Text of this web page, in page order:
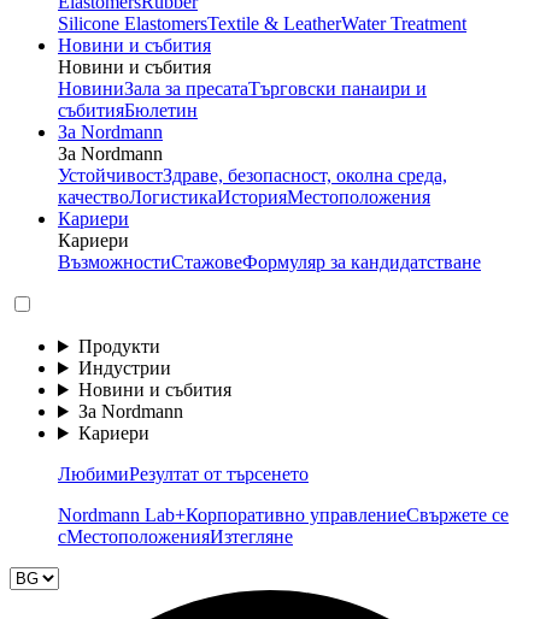
Silicone ElastomersTextile & LeatherWater Treatment
Новини и събития
Новини и събития
НовиниЗала за пресатаТърговски панаири и
събитияБюлетин
За Nordmann
За Nordmann
УстойчивостЗдраве, безопасност, околна среда,
качествоЛогистикаИсторияМестоположения
Кариери
Кариери
ВъзможностиСтажовеФормуляр за кандидатстване
Продукти
Индустрии
Новини и събития
За Nordmann
Кариери
ЛюбимиРезултат от търсенето
Nordmann Lab+Корпоративно управлениеСвържете се
сМестоположенияИзтегляне